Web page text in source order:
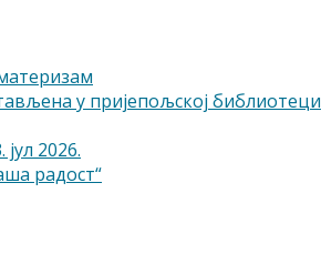
у пријепољској библиотеци
2026.
радост“